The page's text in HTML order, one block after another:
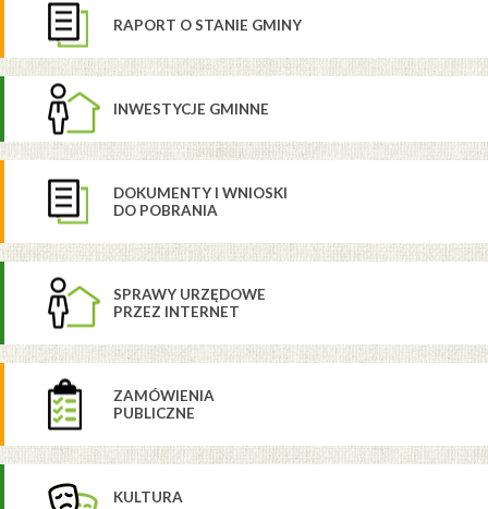
RAPORT O STANIE GMINY
INWESTYCJE GMINNE
DOKUMENTY I WNIOSKI
DO POBRANIA
SPRAWY URZĘDOWE
PRZEZ INTERNET
ZAMÓWIENIA
PUBLICZNE
KULTURA